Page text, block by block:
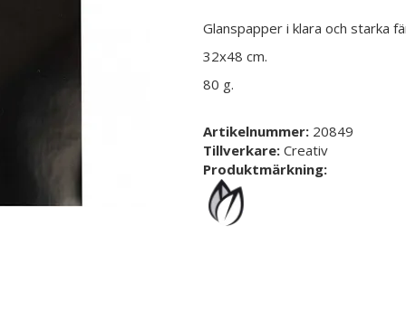
Glanspapper i klara och starka
32x48 cm.
80 g.
Artikelnummer: 20849
Tillverkare: Creativ
Produktmärkning: